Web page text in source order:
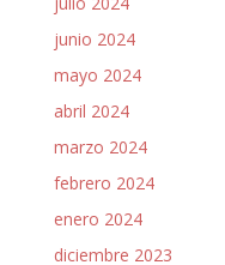
junio 2024
mayo 2024
abril 2024
marzo 2024
febrero 2024
enero 2024
diciembre 2023